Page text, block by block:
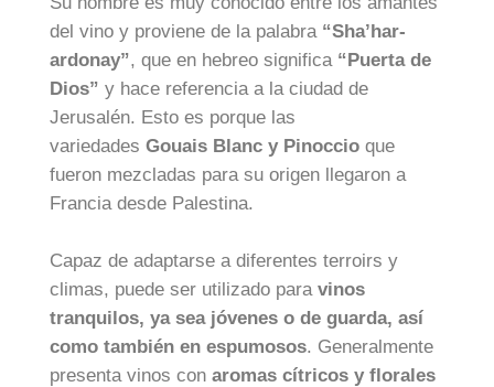
del vino y proviene de la palabra “Sha’har-
ardonay”, que en hebreo significa“Puerta de
Dios” y hace referencia a la ciudad de
Jerusalén. Esto es porque las
variedades Gouais Blanc y Pinoccio que
fueron mezcladas para su origen llegaron a
Francia desde Palestina.
Capaz de adaptarse a diferentes terroirs y
climas, puede ser utilizado para vinos
tranquilos, ya sea jóvenes o de guarda, así
como también en espumosos. Generalmente
presenta vinos con aromas cítricos y florales